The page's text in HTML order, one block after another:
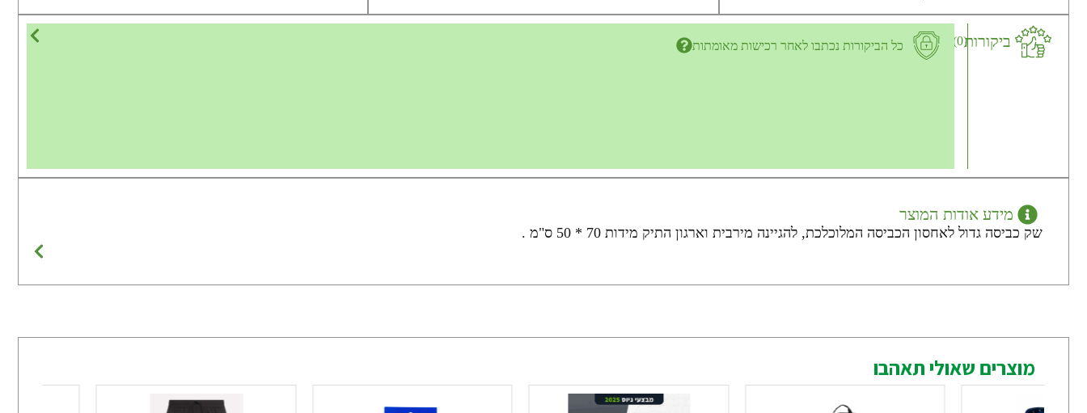
ביקורות(0) כל הביקורות נכתבו לאחר רכישות מאומתות
מידע אודות המוצר
שק כביסה גדול לאחסון הכביסה המלוכלכת, להגיינה מירבית וארגון התיק מידות 70 * 50 ס"מ .
מוצרים שאולי תאהבו